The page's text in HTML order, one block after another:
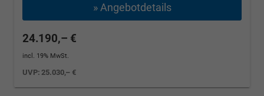
» Angebotdetails
24.190,– €
incl. 19% MwSt.
UVP:25.030,– €